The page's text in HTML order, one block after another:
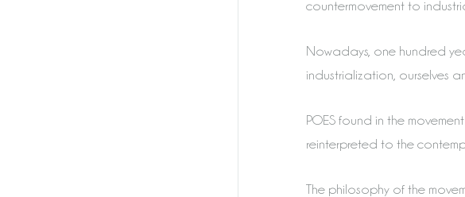
countermovement to
Nowadays, one hundred
industrialization, ourselves
POES found in the
reinterpreted to the
The philosophy of the